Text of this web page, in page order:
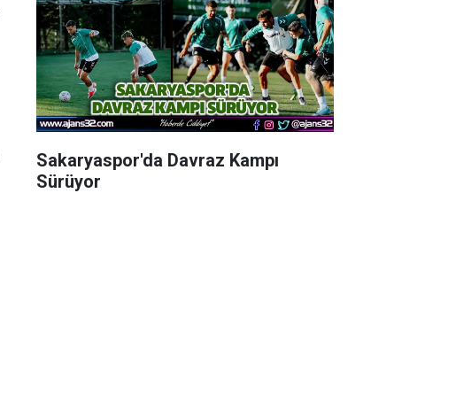
Sakaryaspor'da Davraz Kampı
Sürüyor